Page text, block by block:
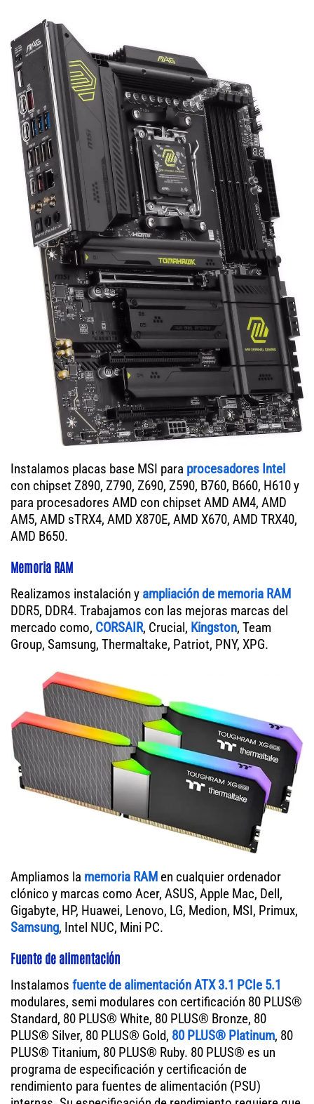
Instalamos placas base MSI para procesadores Intel
con chipset Z890, Z790, Z690, Z590, B760, B660, H610 y
para procesadores AMD con chipset AMD AM4, AMD
AM5, AMD sTRX4, AMD X870E, AMD X670, AMD TRX40,
AMD B650.
Memoria RAM
Realizamos instalación y ampliación de memoria RAM
DDR5, DDR4. Trabajamos con las mejoras marcas del
mercado como, CORSAIR, Crucial, Kingston, Team
Group, Samsung, Thermaltake, Patriot, PNY, XPG.
Ampliamos la memoria RAM en cualquier ordenador
clónico y marcas como Acer, ASUS, Apple Mac, Dell,
Gigabyte, HP, Huawei, Lenovo, LG, Medion, MSI, Primux,
Samsung, Intel NUC, Mini PC.
Fuente de alimentación
Instalamos fuente de alimentación ATX 3.1 PCIe 5.1
modulares, semi modulares con certificación 80 PLUS®
Standard, 80 PLUS® White, 80 PLUS® Bronze, 80
PLUS® Silver, 80 PLUS® Gold, 80 PLUS® Platinum, 80
PLUS® Titanium, 80 PLUS® Ruby. 80 PLUS® es un
programa de especificación y certificación de
rendimiento para fuentes de alimentación (PSU)